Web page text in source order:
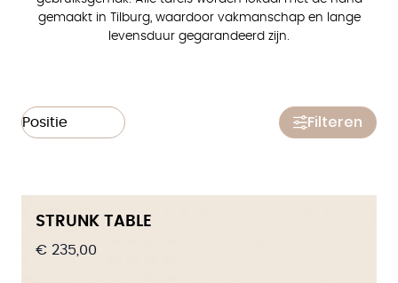
gemaakt in Tilburg, waardoor vakmanschap en lange
levensduur gegarandeerd zijn.
Filteren
STRUNK TABLE
€ 235,00